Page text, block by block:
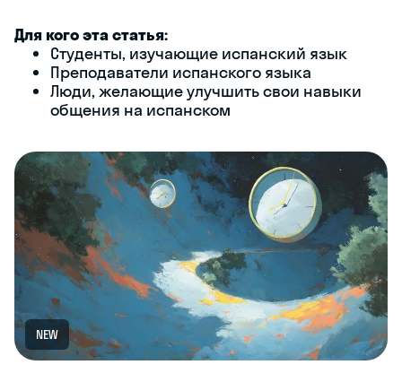
Для кого эта статья:
Студенты, изучающие испанский язык
Преподаватели испанского языка
Люди, желающие улучшить свои навыки
общения на испанском
NEW